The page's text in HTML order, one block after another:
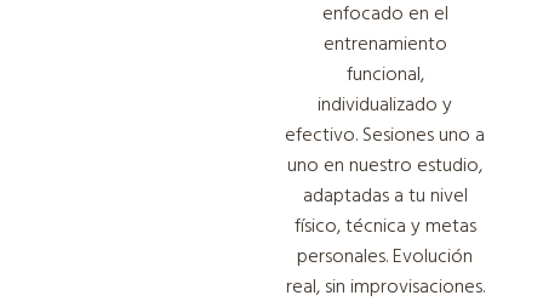
enfocado en el
entrenamiento
funcional,
individualizado y
efectivo. Sesiones uno a
uno en nuestro estudio,
adaptadas a tu nivel
físico, técnica y metas
personales. Evolución
real, sin improvisaciones.